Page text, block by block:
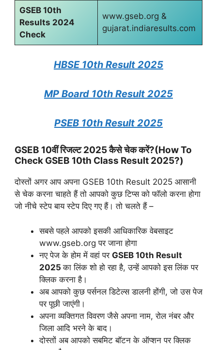
GSEB 10th
Results 2024
Check
www.gseb.org &
gujarat.indiaresults.com
HBSE 10th Result 2025
MP Board 10th Result 2025
PSEB 10th Result 2025
GSEB 10वीं रिजल्ट 2025 कैसे चेक करें?(How To
Check GSEB 10th Class Result 2025?)
दोस्तों अगर आप अपना GSEB 10th Result 2025 आसानी
से चेक करना चाहते हैं तो आपको कुछ टिप्स को फॉलो करना होगा
जो नीचे स्टेप बाय स्टेप दिए गए हैं। तो चलते हैं –
सबसे पहले आपको इसकी आधिकारिक वेबसाइट
www.gseb.org पर जाना होगा
नए पेज के होम में वहां पर GSEB 10th Result
2025का लिंक शो हो रहा है, उन्हें आपको इस लिंक पर
क्लिक करना है।
अब आपको कुछ पर्सनल डिटेल्स डालनी होंगी, जो उस पेज
पर पूछी जाएंगी।
अपना व्यक्तिगत विवरण जैसे अपना नाम, रोल नंबर और
जिला आदि भरने के बाद।
दोस्तों अब आपको सबमिट बॉटन के ऑप्शन पर क्लिक